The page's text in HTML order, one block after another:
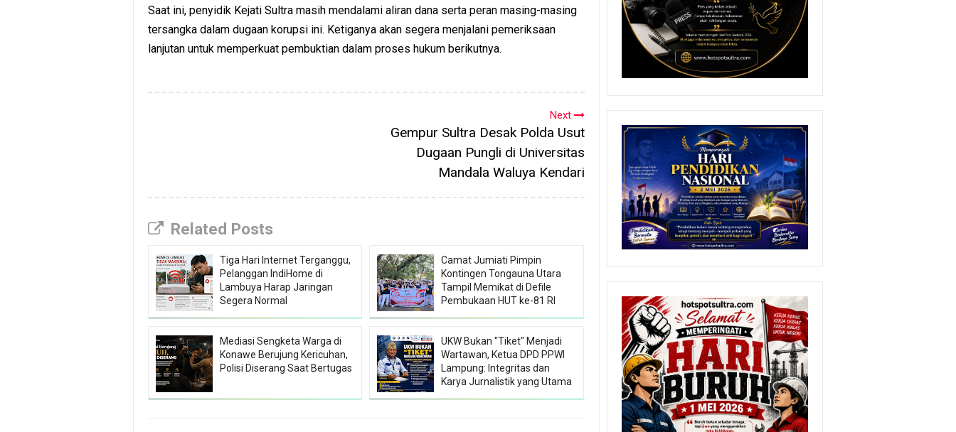
Saat ini, penyidik Kejati Sultra masih mendalami aliran dana serta peran masing-masing
tersangka dalam dugaan korupsi ini. Ketiganya akan segera menjalani pemeriksaan
lanjutan untuk memperkuat pembuktian dalam proses hukum berikutnya.
Next
Gempur Sultra Desak Polda Usut
Dugaan Pungli di Universitas
Mandala Waluya Kendari
Related Posts
Tiga Hari Internet Terganggu,
Pelanggan IndiHome di
Lambuya Harap Jaringan
Segera Normal
Camat Jumiati Pimpin
Kontingen Tongauna Utara
Tampil Memikat di Defile
Pembukaan HUT ke-81 RI
Mediasi Sengketa Warga di
Konawe Berujung Kericuhan,
Polisi Diserang Saat Bertugas
UKW Bukan "Tiket" Menjadi
Wartawan, Ketua DPD PPWI
Lampung: Integritas dan
Karya Jurnalistik yang Utama